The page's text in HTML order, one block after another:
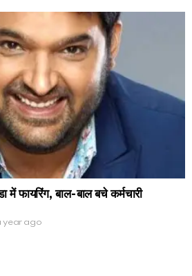
फायरिंग, बाल-बाल बचे कर्मचारी
year ago